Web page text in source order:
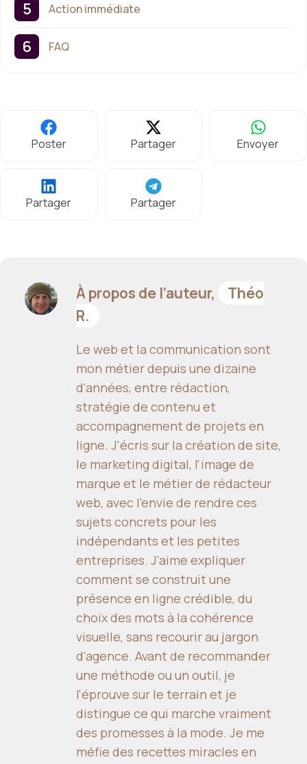
Action immédiate
FAQ
Poster Partager Envoyer
Partager Partager
À propos de l’auteur,
Théo
R.
Le web et la communication sont
mon métier depuis une dizaine
d'années, entre rédaction,
stratégie de contenu et
accompagnement de projets en
ligne. J'écris sur la création de site,
le marketing digital, l'image de
marque et le métier de rédacteur
web, avec l'envie de rendre ces
sujets concrets pour les
indépendants et les petites
entreprises. J'aime expliquer
comment se construit une
présence en ligne crédible, du
choix des mots à la cohérence
visuelle, sans recourir au jargon
d'agence. Avant de recommander
une méthode ou un outil, je
l'éprouve sur le terrain et je
distingue ce qui marche vraiment
des promesses à la mode. Je me
méfie des recettes miracles en